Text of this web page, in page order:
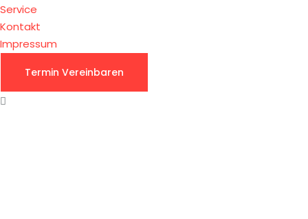
Service
Kontakt
Impressum
Termin Vereinbaren